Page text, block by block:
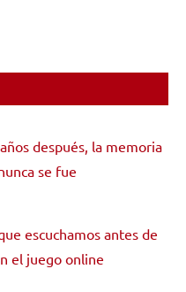
después, la memoria
se fue
escuchamos antes de
el juego online